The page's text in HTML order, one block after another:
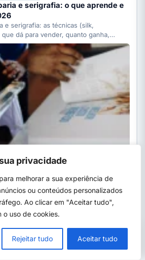
privacidade
melhorar a sua experiência de
ou conteúdos personalizados
Ao clicar em "Aceitar tudo",
uso de cookies.
Rejeitar tudo Aceitar tudo
e serigrafia: o que aprende e
e serigrafia: as técnicas (silk,
que dá para vender, quanto ganha,
· 6 min
NOVO EM ALTA
concurso: 7 vagas e salário até
(SP), abre concurso público
de R$ 1.706,94 a R$ 5.384,17.…
abre concurso: 7 vagas e
5,4 mil